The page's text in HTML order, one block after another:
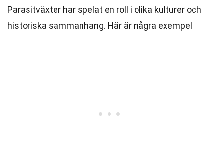
Parasitväxter har spelat en roll i olika kulturer och
historiska sammanhang. Här är några exempel.